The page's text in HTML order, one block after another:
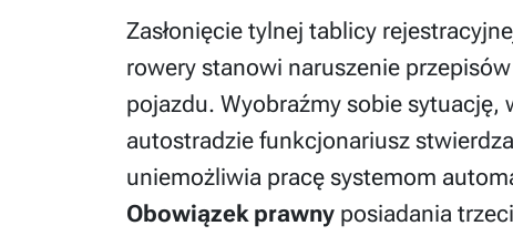
Zasłonięcie tylnej tablicy
rowery stanowi naruszenie
pojazdu. Wyobraźmy sobie
autostradzie funkcjonariusz
uniemożliwia pracę systemom
Obowiązek prawny posiadania